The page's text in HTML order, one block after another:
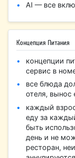
AI — все
Концепция Питания
концепции
сервис в
все блюда
отеля, вынос
каждый
еду за
быть
день и не
ресторан,